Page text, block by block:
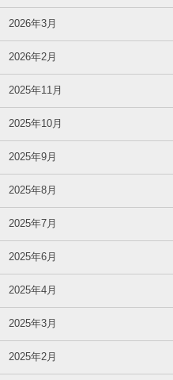
2026年3月
2026年2月
2025年11月
2025年10月
2025年9月
2025年8月
2025年7月
2025年6月
2025年4月
2025年3月
2025年2月